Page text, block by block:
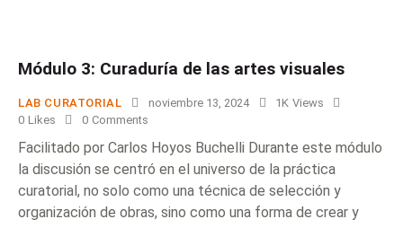
Módulo 3: Curaduría de las artes visuales
LAB CURATORIAL noviembre 13, 2024 1K Views
0 Likes 0 Comments
Facilitado por Carlos Hoyos Buchelli Durante este módulo
la discusión se centró en el universo de la práctica
curatorial, no solo como una técnica de selección y
organización de obras, sino como una forma de crear y